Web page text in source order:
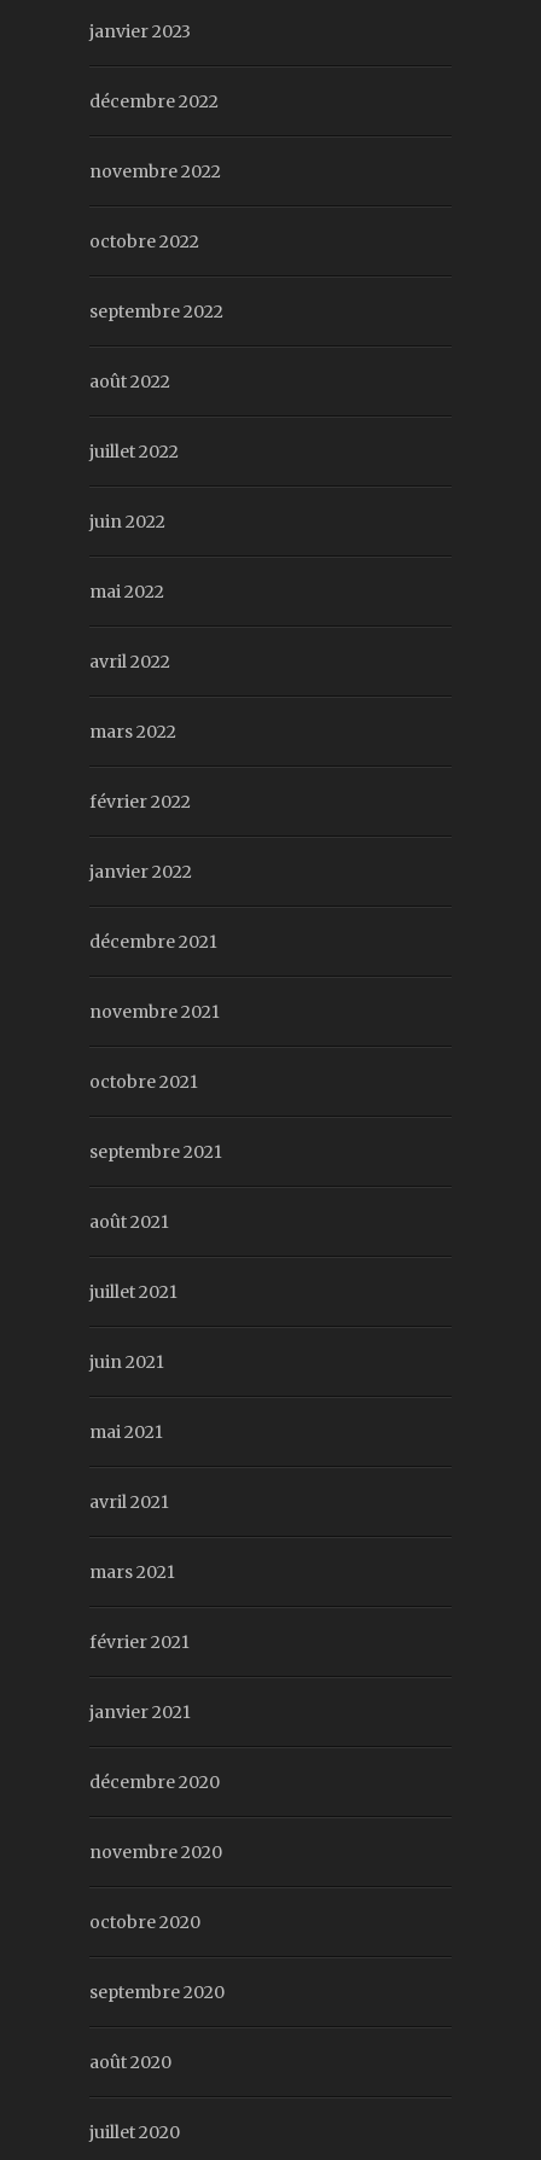
janvier 2023
décembre 2022
novembre 2022
octobre 2022
septembre 2022
août 2022
juillet 2022
juin 2022
mai 2022
avril 2022
mars 2022
février 2022
janvier 2022
décembre 2021
novembre 2021
octobre 2021
septembre 2021
août 2021
juillet 2021
juin 2021
mai 2021
avril 2021
mars 2021
février 2021
janvier 2021
décembre 2020
novembre 2020
octobre 2020
septembre 2020
août 2020
juillet 2020